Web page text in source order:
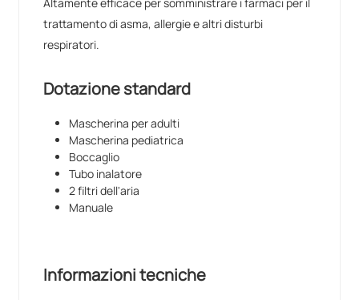
trattamento di asma, allergie e altri disturbi
respiratori.
Dotazione standard
Mascherina per adulti
Mascherina pediatrica
Boccaglio
Tubo inalatore
2 filtri dell'aria
Manuale
Informazioni tecniche